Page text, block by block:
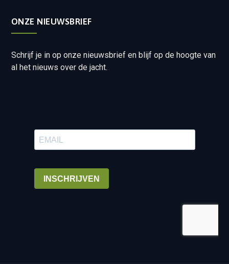
ONZE NIEUWSBRIEF
Schrijf je in op onze nieuwsbrief en blijf op de hoogte van
al het nieuws over de jacht.